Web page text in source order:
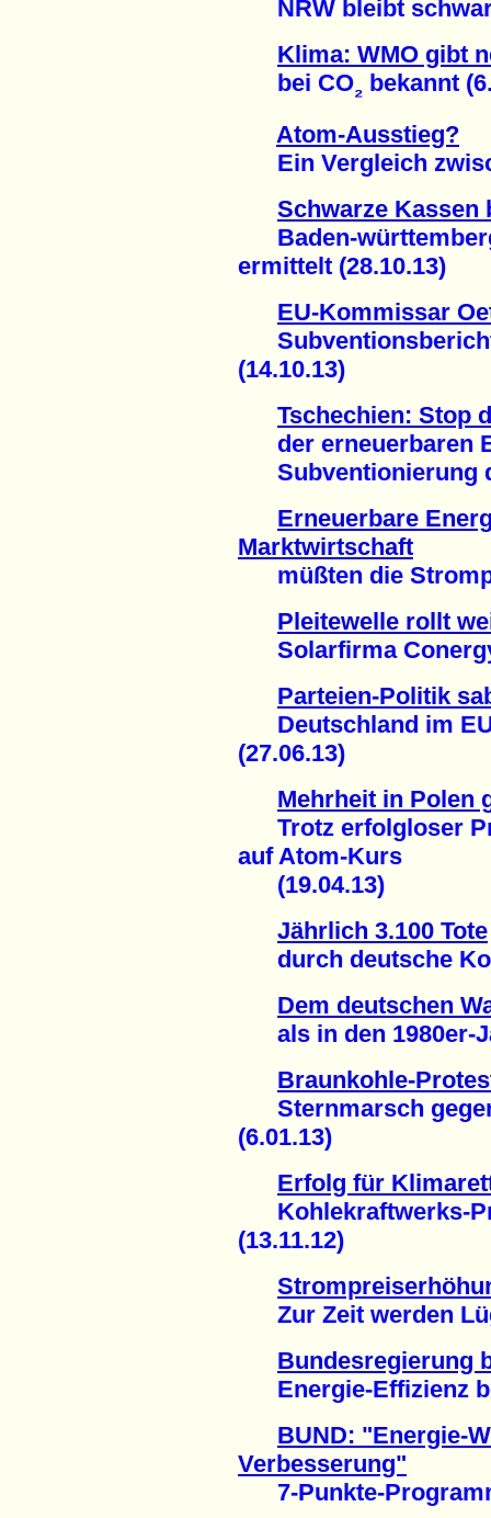
NRW bleibt
Klima: WMO gibt
bei CO₂ bekannt
Atom-Ausstieg?
Ein Vergleich
Schwarze Kassen
Baden-
ermittelt (28.10.13)
EU-Kommissar
Subventionsbericht
(14.10.13)
Tschechien: Stop
der erneuerbaren
Subventionierung
Erneuerbare
Marktwirtschaft
müßten die
Pleitewelle rollt
Solarfirma
Parteien-Politik
Deutschland im
(27.06.13)
Mehrheit in Polen
Trotz erfolgloser
auf Atom-Kurs
(19.04.13)
Jährlich 3.100 Tote
durch deutsche
Dem deutschen
als in den 1980er-
Braunkohle-
Sternmarsch
(6.01.13)
Erfolg für
Kohlekraftwerks-
(13.11.12)
Zur Zeit werden
Bundesregierung
Energie-Effizienz
BUND: "Energie-
Verbesserung"
7-Punkte-